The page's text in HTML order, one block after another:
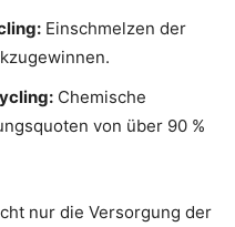
Einschmelzen der
Chemische
von über 90 %
nur die Versorgung der